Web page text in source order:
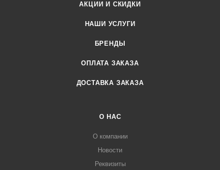
АКЦИИ И СКИДКИ
НАШИ УСЛУГИ
БРЕНДЫ
ОПЛАТА ЗАКАЗА
ДОСТАВКА ЗАКАЗА
О НАС
О компании
Новости
Реквизиты